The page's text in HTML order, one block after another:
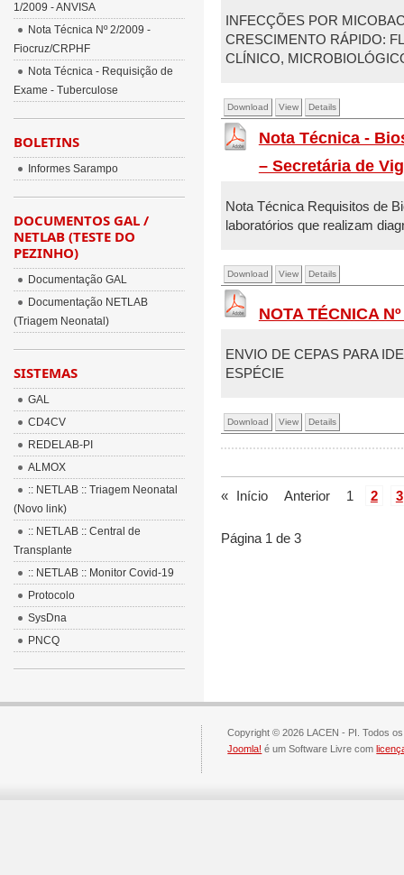
INFECÇÕES POR
CRESCIMENTO RÁPIDO:
CLÍNICO,
Download View Details
Nota Técnica -
– Secretária de
Nota Técnica Requisitos de
laboratórios que realizam
Download View Details
NOTA TÉCNICA
ENVIO DE CEPAS PARA
ESPÉCIE
Download View Details
« Início Anterior 1 2 3
Página 1 de 3
1/2009 - ANVISA
Nota Técnica Nº 2/2009 -
Fiocruz/CRPHF
Nota Técnica - Requisição de
Exame - Tuberculose
BOLETINS
Informes Sarampo
DOCUMENTOS GAL /
NETLAB (TESTE DO
PEZINHO)
Documentação GAL
Documentação NETLAB
(Triagem Neonatal)
SISTEMAS
GAL
CD4CV
REDELAB-PI
ALMOX
:: NETLAB :: Triagem Neonatal
(Novo link)
:: NETLAB :: Central de
Transplante
:: NETLAB :: Monitor Covid-19
Protocolo
SysDna
PNCQ
Copyright © 2026 LACEN - PI. Todos
Joomla! é um Software Livre com